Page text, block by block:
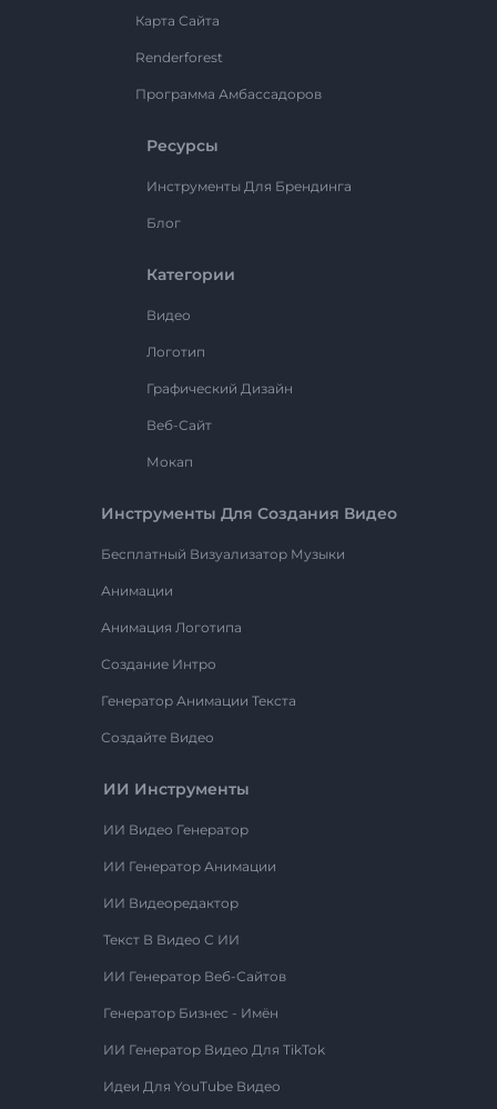
Карта Сайта
Renderforest
Программа Амбассадоров
Ресурсы
Инструменты Для Брендинга
Блог
Категории
Видео
Логотип
Графический Дизайн
Веб-Сайт
Мокап
Инструменты Для Создания Видео
Бесплатный Визуализатор Музыки
Анимации
Анимация Логотипа
Создание Интро
Генератор Анимации Текста
Создайте Видео
ИИ Инструменты
ИИ Видео Генератор
ИИ Генератор Анимации
ИИ Видеоредактор
Текст В Видео С ИИ
ИИ Генератор Веб-Сайтов
Генератор Бизнес - Имён
ИИ Генератор Видео Для TikTok
Идеи Для YouTube Видео